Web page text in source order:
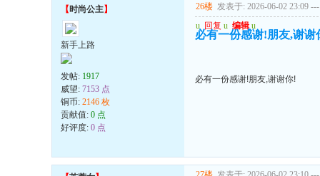
【时尚公主】
新手上路
发帖: 1917
威望: 7153 点
铜币: 2146 枚
贡献值: 0 点
好评度: 0 点
26楼 发表于: 2026-06-02 23:09 ---
u 回复 u 编辑 u
必有一份感谢!朋友,谢谢
必有一份感谢!朋友,谢谢你!